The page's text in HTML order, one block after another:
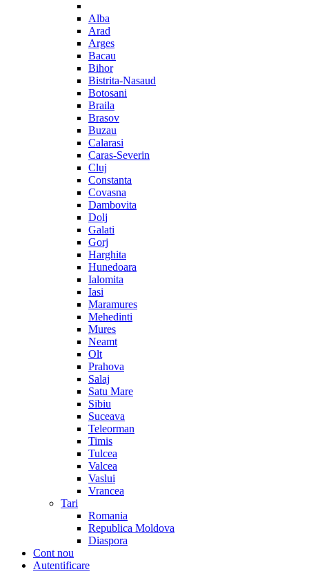
Alba
Arad
Arges
Bacau
Bihor
Bistrita-Nasaud
Botosani
Braila
Brasov
Buzau
Calarasi
Caras-Severin
Cluj
Constanta
Covasna
Dambovita
Dolj
Galati
Gorj
Harghita
Hunedoara
Ialomita
Iasi
Maramures
Mehedinti
Mures
Neamt
Olt
Prahova
Salaj
Satu Mare
Sibiu
Suceava
Teleorman
Timis
Tulcea
Valcea
Vaslui
Vrancea
Tari
Romania
Republica Moldova
Diaspora
Cont nou
Autentificare